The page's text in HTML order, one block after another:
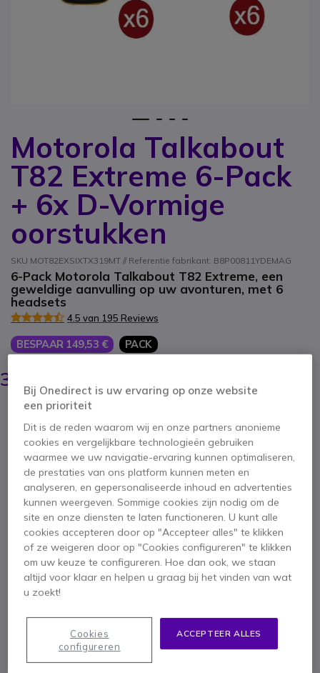
Motorola Talkabout
T82 Extreme 6-Pack
+ 6x D-Vormige
oorstukken
SKU MOT82EXSIXTX319MT // Referentie fabrikant: B8P00811YDEMAG
6-Pack Motorola Talkabout T82 Extreme, een
geweldige aanvulling op uw avonturen, met 6
headsets
4.5 van 195 Reviews
BESPAAR 149,53 € PACK
390,02 €
IN WINKELWAGEN
OFFERTE BINNEN 4 UUR
Niet op voorraad
Dit pakket bevat:
x3 Motorola Talkabout T82 Extreme
Oorschelp Headset voor Motorola Walkie
Talkies
Ga naar het begin van de afbeeldingen-gallerij
Bij Onedirect is uw ervaring op onze website
een prioriteit
Dit is de reden waarom wij en onze partners anonieme
cookies en vergelijkbare technologieën gebruiken
waarmee we uw navigatie-ervaring kunnen optimaliseren,
de prestaties van ons platform kunnen meten en
analyseren, en gepersonaliseerde inhoud en advertenties
kunnen weergeven. Sommige cookies zijn nodig om de
site en onze diensten te laten functioneren. U kunt alle
cookies accepteren door op "Accepteer alles" te klikken
of ze weigeren door op "Cookies configureren" te klikken
om uw keuze te configureren. Hoe dan ook, we staan
altijd voor klaar en helpen u graag bij het vinden van wat
u zoekt!
ACCEPTEER ALLES
Cookies
configureren